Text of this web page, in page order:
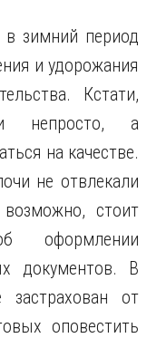
в зимний период
и удорожания
Кстати,
непросто, а
на качестве.
не отвлекали
стоит
оформлении
документов. В
от
оповестить